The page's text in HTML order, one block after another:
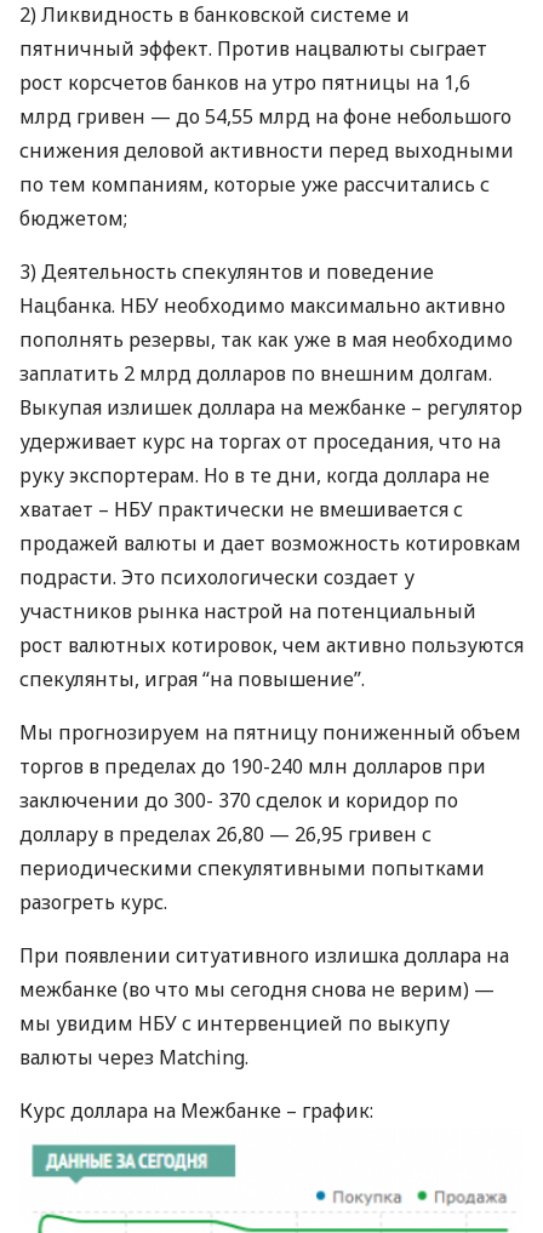
2) Ликвидность в банковской системе и
пятничный эффект. Против нацвалюты сыграет
рост корсчетов банков на утро пятницы на 1,6
млрд гривен — до 54,55 млрд на фоне небольшого
снижения деловой активности перед выходными
по тем компаниям, которые уже рассчитались с
бюджетом;
3) Деятельность спекулянтов и поведение
Нацбанка. НБУ необходимо максимально активно
пополнять резервы, так как уже в мая необходимо
заплатить 2 млрд долларов по внешним долгам.
Выкупая излишек доллара на межбанке – регулятор
удерживает курс на торгах от проседания, что на
руку экспортерам. Но в те дни, когда доллара не
хватает – НБУ практически не вмешивается с
продажей валюты и дает возможность котировкам
подрасти. Это психологически создает у
участников рынка настрой на потенциальный
рост валютных котировок, чем активно пользуются
спекулянты, играя “на повышение”.
Мы прогнозируем на пятницу пониженный объем
торгов в пределах до 190-240 млн долларов при
заключении до 300- 370 сделок и коридор по
доллару в пределах 26,80 — 26,95 гривен с
периодическими спекулятивными попытками
разогреть курс.
При появлении ситуативного излишка доллара на
межбанке (во что мы сегодня снова не верим) —
мы увидим НБУс интервенцией по выкупу
валюты через Matching.
Курс доллара на Межбанке – график: